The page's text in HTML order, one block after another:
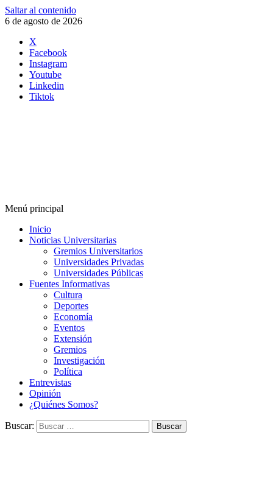
Saltar al contenido
6 de agosto de 2026
X
Facebook
Instagram
Youtube
Linkedin
Tiktok
Menú principal
Inicio
Noticias Universitarias
Gremios Universitarios
Universidades Privadas
Universidades Públicas
Fuentes Informativas
Cultura
Deportes
Economía
Eventos
Extensión
Gremios
Investigación
Política
Entrevistas
Opinión
¿Quiénes Somos?
Buscar: